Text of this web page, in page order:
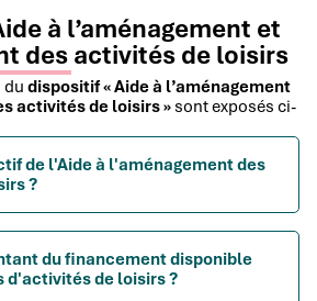
à l’aménagement et
des activités de loisirs
du dispositif « Aide à l’aménagement
activités de loisirs » sont exposés ci-
de l'Aide à l'aménagement des
?
du financement disponible
d'activités de loisirs ?